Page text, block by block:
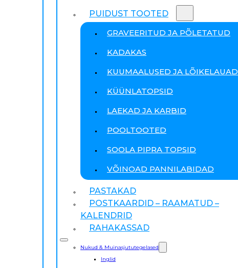
PUIDUST TOOTED
GRAVEERITUD JA PÕLETATUD
KADAKAS
KUUMAALUSED JA LÕIKELAUAD
KÜÜNLATOPSID
LAEKAD JA KARBID
POOLTOOTED
SOOLA PIPRA TOPSID
VÕINOAD PANNILABIDAD
PASTAKAD
POSTKAARDID – RAAMATUD –
KALENDRID
RAHAKASSAD
Nukud & Muinasjututegelased
Inglid